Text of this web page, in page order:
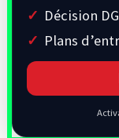
Décision
Plans